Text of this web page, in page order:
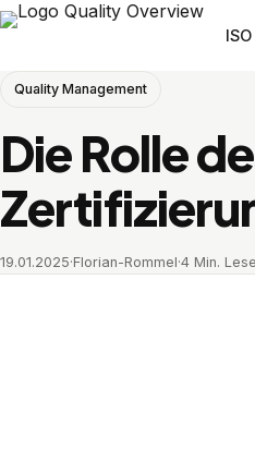
Quality Management
Die Rolle
19.01.2025·Florian-Rommel·4 Min.